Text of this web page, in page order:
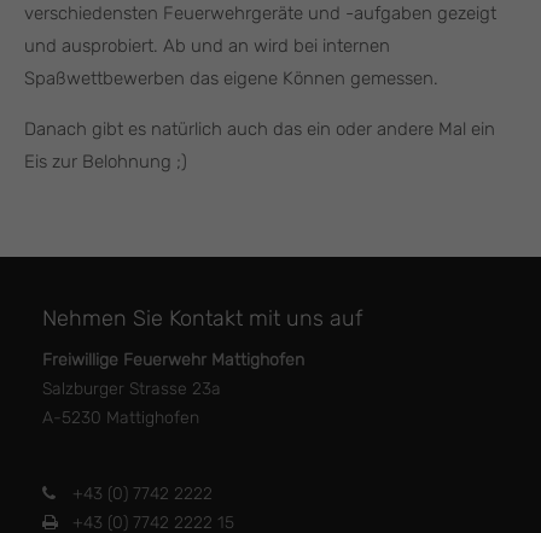
verschiedensten Feuerwehrgeräte und -aufgaben gezeigt
und ausprobiert. Ab und an wird bei internen
Spaßwettbewerben das eigene Können gemessen.
Danach gibt es natürlich auch das ein oder andere Mal ein
Eis zur Belohnung ;)
Nehmen Sie Kontakt mit uns auf
Freiwillige Feuerwehr Mattighofen
Salzburger Strasse 23a
A-5230 Mattighofen
+43 (0) 7742 2222
+43 (0) 7742 2222 15